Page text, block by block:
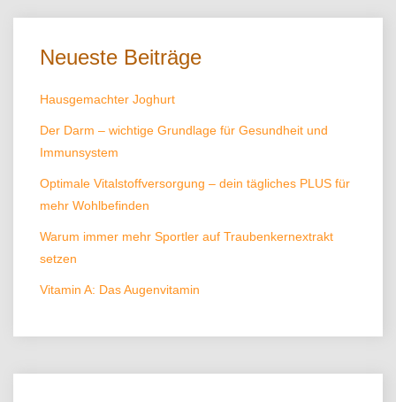
Neueste Beiträge
Hausgemachter Joghurt
Der Darm – wichtige Grundlage für Gesundheit und
Immunsystem
Optimale Vitalstoffversorgung – dein tägliches PLUS für
mehr Wohlbefinden
Warum immer mehr Sportler auf Traubenkernextrakt
setzen
Vitamin A: Das Augenvitamin